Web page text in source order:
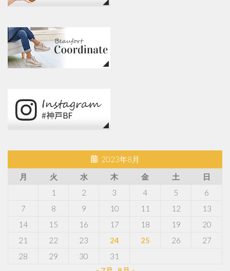
2023年8月
月
火 水 木 金 土
日
1
2 3 4 5
6
7
8 9 10 11 12
13
14
15 16 17 18 19
20
21
22 23 24 25 26
27
28
29 30
31